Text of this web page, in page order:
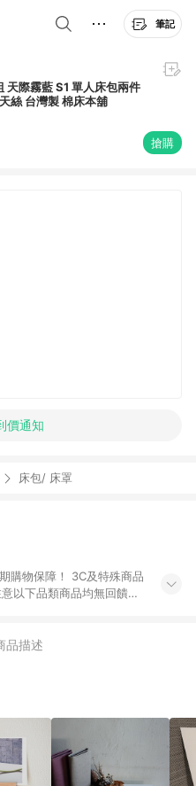
筆記
天際霧藍 S1 單人床包兩件
絲 台灣製 棉床本舖
搶購
價通知
床包/ 床罩
購物保障！ 3C及特殊商品
6/1起適用] -內接硬
物中心商店之商品：商
贈點/福利金/紅利折抵/折
轉賣不具回饋資格： 如
賣而非最終消費使用者，
品描述